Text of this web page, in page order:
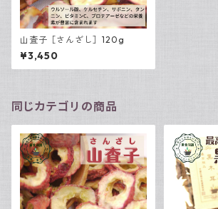
山査子［さんざし］120g
¥3,450
同じカテゴリの商品